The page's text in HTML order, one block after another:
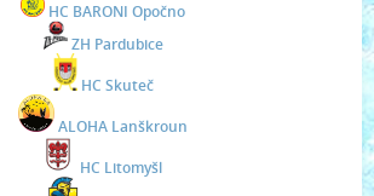
HC BARONI Opočno
ZH Pardubice
HC Skuteč
ALOHA Lanškroun
HC Litomyšl